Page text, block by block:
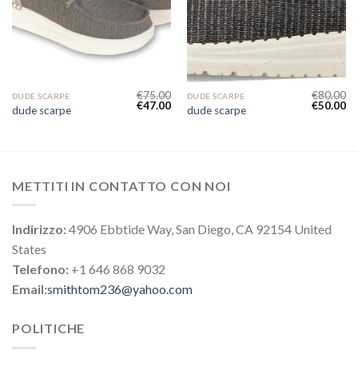
DUDE SCARPE
dude scarpe
€75.00
€47.00
DUDE SCARPE
dude scarpe
€80.00
€50.00
METTITI IN CONTATTO CON NOI
Indirizzo:4906 Ebbtide Way, San Diego, CA 92154 United
States
Telefono: +1 646 868 9032
Email:smithtom236@yahoo.com
POLITICHE